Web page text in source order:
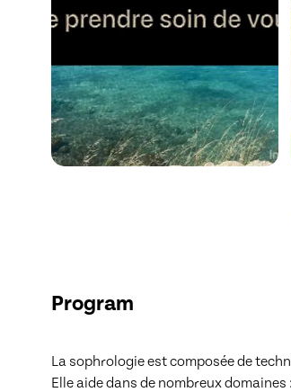
Program
La sophrologie est composée de
Elle aide dans de nombreux